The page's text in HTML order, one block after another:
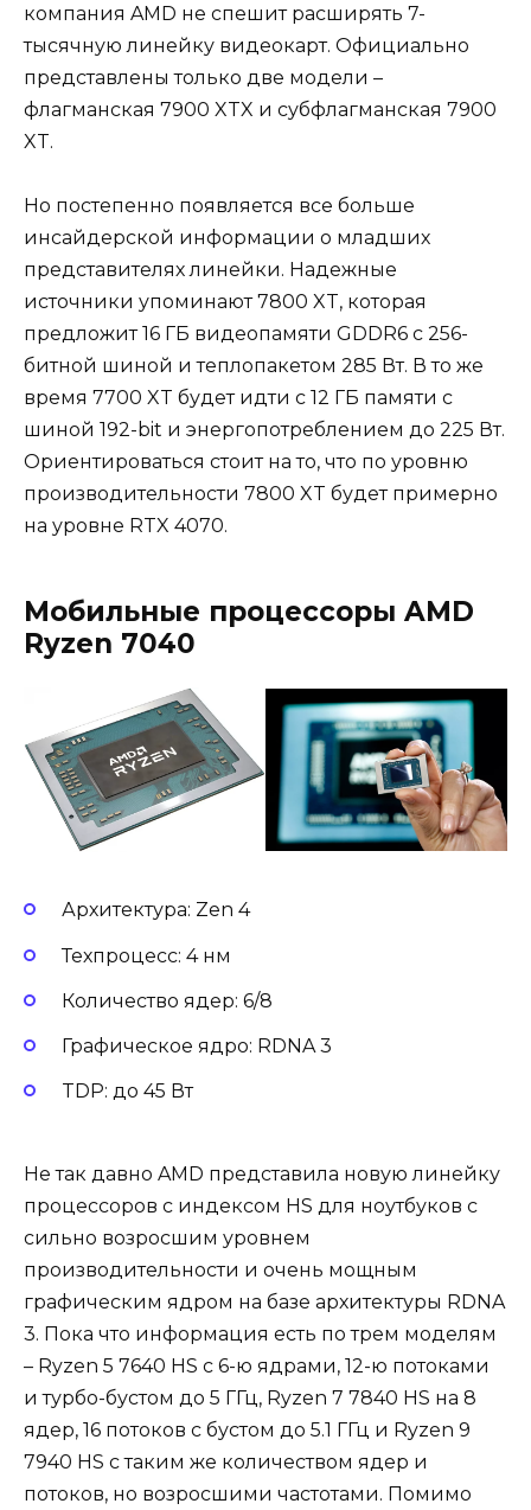
компания AMD не спешит расширять 7-
тысячную линейку видеокарт. Официально
представлены только две модели –
флагманская 7900 XTX и субфлагманская 7900
XT.
Но постепенно появляется все больше
инсайдерской информации о младших
представителях линейки. Надежные
источники упоминают 7800 XT, которая
предложит 16 ГБ видеопамяти GDDR6 с 256-
битной шиной и теплопакетом 285 Вт. В то же
время 7700 XT будет идти с 12 ГБ памяти с
шиной 192-bit и энергопотреблением до 225 Вт.
Ориентироваться стоит на то, что по уровню
производительности 7800 XT будет примерно
на уровне RTX 4070.
Мобильные процессоры AMD
Ryzen 7040
Архитектура: Zen 4
Техпроцесс: 4 нм
Количество ядер: 6/8
Графическое ядро: RDNA 3
TDP: до 45 Вт
Не так давно AMD представила новую линейку
процессоров с индексом HS для ноутбуков с
сильно возросшим уровнем
производительности и очень мощным
графическим ядром на базе архитектуры RDNA
3. Пока что информация есть по трем моделям
– Ryzen 5 7640 HS с 6-ю ядрами, 12-ю потоками
и турбо-бустом до 5 ГГц, Ryzen 7 7840 HS на 8
ядер, 16 потоков с бустом до 5.1 ГГц и Ryzen 9
7940 HS с таким же количеством ядер и
потоков, но возросшими частотами. Помимо